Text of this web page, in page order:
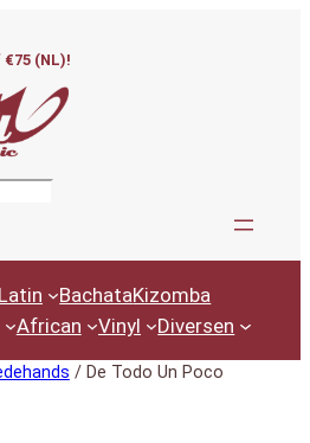
€75 (NL)!
Latin BachataKizomba
African Vinyl Diversen
/ De Todo Un Poco